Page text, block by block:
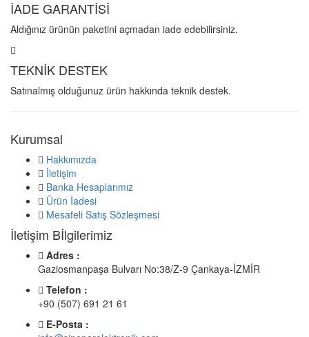
İADE GARANTİSİ
Aldığınız ürünün paketini açmadan iade edebilirsiniz.
TEKNİK DESTEK
Satınalmış olduğunuz ürün hakkında teknik destek.
Kurumsal
Hakkımızda
İletişim
Banka Hesaplarımız
Ürün İadesi
Mesafeli Satış Sözleşmesi
İletişim Bİlgilerimiz
Adres :
Gaziosmanpaşa Bulvarı No:38/Z-9 Çankaya-İZMİR
Telefon :
+90 (507) 691 21 61
E-Posta :